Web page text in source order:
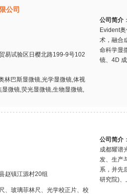
公司
易试验区日樱北路199-9号102
林巴斯显微镜,光学显微镜,体视
微镜,荧光显微镜,生物显微镜,
公司简介
Evident
术，融合
命科学显
镜、4D
赵镇江源村20组
、玻璃菲林尺、光学校正片、校
公司简介
成都耀谱
发、生产
系，并先
研究院)、